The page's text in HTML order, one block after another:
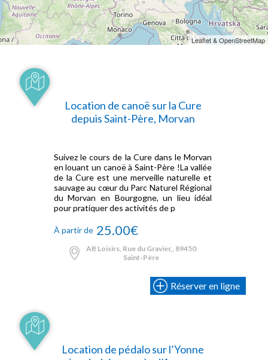
Leaflet & OpenStreetMap
Location de canoë sur la Cure
depuis Saint-Père, Morvan
Suivez le cours de la Cure dans le Morvan
en louant un canoë à Saint-Père !La vallée
de la Cure est une merveille naturelle et
sauvage au cœur du Parc Naturel Régional
du Morvan en Bourgogne, un lieu idéal
pour pratiquer des activités de p
À partir de 25.00€
AB Loisirs, Rue du Gravier,, 89450
Saint-Père
Réserver en ligne
Location de pédalo sur l’Yonne